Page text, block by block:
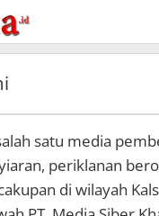
satu media
periklanan
di wilayah